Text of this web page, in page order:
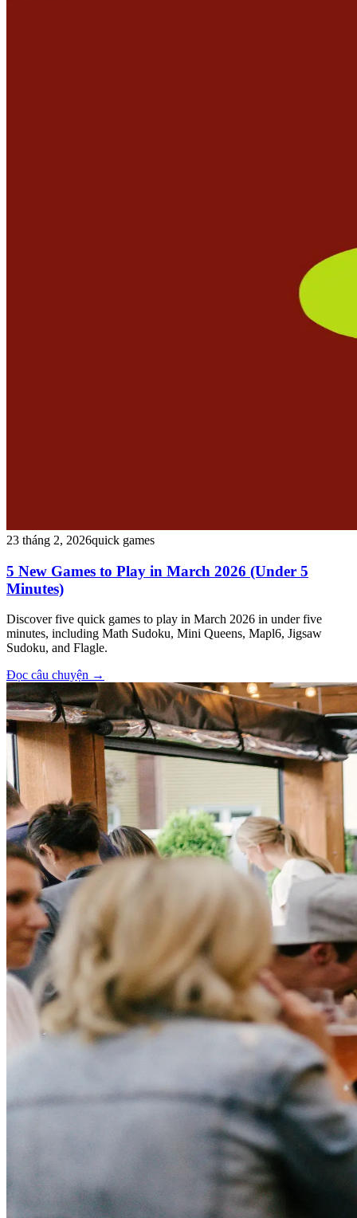
23 tháng 2, 2026quick games
5 New Games to Play in March 2026 (Under 5
Minutes)
Discover five quick games to play in March 2026 in under five
minutes, including Math Sudoku, Mini Queens, Mapl6, Jigsaw
Sudoku, and Flagle.
Đọc câu chuyện →